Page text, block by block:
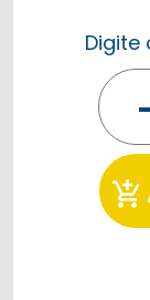
Digite
add_shopping_cart